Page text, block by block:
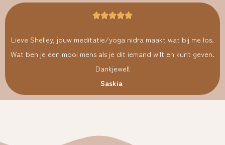
Lieve Shelley, jouw meditatie/yoga nidra maakt wat bij me los.
Wat ben je een mooi mens als je dit iemand wilt en kunt geven.
Dankjewel!
Saskia